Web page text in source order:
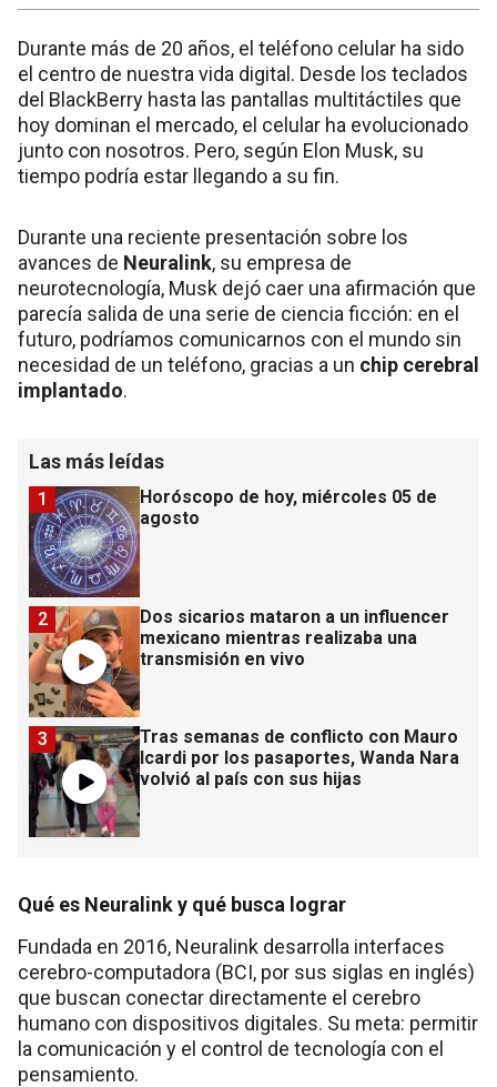
Durante más de 20 años, el teléfono celular ha sido
el centro de nuestra vida digital. Desde los teclados
del BlackBerry hasta las pantallas multitáctiles que
hoy dominan el mercado, el celular ha evolucionado
junto con nosotros. Pero, según Elon Musk, su
tiempo podría estar llegando a su fin.
Durante una reciente presentación sobre los
avances de Neuralink, su empresa de
neurotecnología, Musk dejó caer una afirmación que
parecía salida de una serie de ciencia ficción: en el
futuro, podríamos comunicarnos con el mundo sin
necesidad de un teléfono, gracias a un chip cerebral
implantado.
Las más leídas
Horóscopo de hoy, miércoles 05 de
agosto
1
Dos sicarios mataron a un influencer
mexicano mientras realizaba una
transmisión en vivo
2
Tras semanas de conflicto con Mauro
Icardi por los pasaportes, Wanda Nara
volvió al país con sus hijas
3
Qué es Neuralink y qué busca lograr
Fundada en 2016, Neuralink desarrolla interfaces
cerebro-computadora (BCI, por sus siglas en inglés)
que buscan conectar directamente el cerebro
humano con dispositivos digitales. Su meta: permitir
la comunicación y el control de tecnología con el
pensamiento.